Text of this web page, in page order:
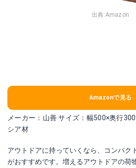
出典:Amazon
Amazonで見る
メーカー：山善 サイズ：幅500×奥行
シア材
アウトドアに持っていくなら、コンパク
がおすすめです。増えるアウトドアの荷